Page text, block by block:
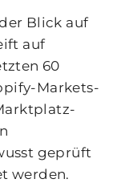
Blick auf
auf
60
Markets-
geprüft
werden.